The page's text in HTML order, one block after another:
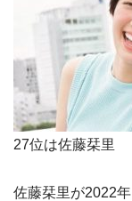
27位は佐藤栞里
佐藤栞里が2022